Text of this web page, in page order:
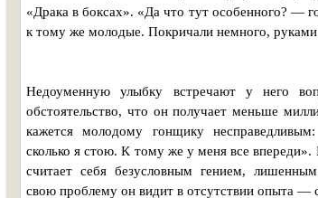
«Драка в боксах». «Да что тут особенного?
к тому же молодые. Покричали немного,
Недоуменную улыбку встречают у него
обстоятельство, что он получает меньше
кажется молодому гонщику
сколько я стою. К тому же у меня все
считает себя безусловным гением,
свою проблему он видит в отсутствии опыта —